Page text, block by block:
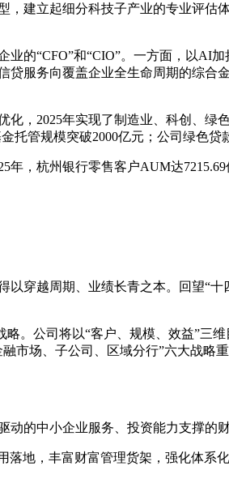
，建立起细分科技子产业的专业评
的“CFO”和“CIO”。一方面，以AI
服务向覆盖企业全生命周期的综
，2025年实现了制造业、科创、绿
托管规模突破2000亿元；公司绿色贷
，杭州银行零售客户AUM达
穿越周期、业绩长青之本。回望“
略。公司将以“客户、规模、效益”
市场、子公司、区域分行”六大战
的中小企业服务、投资能力支撑
地，丰富财富管理货架，强化体系